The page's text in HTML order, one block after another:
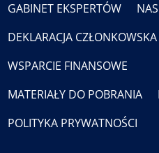
GABINET EKSPERTÓW
DEKLARACJA CZŁONKOWSKA
WSPARCIE FINANSOWE
MATERIAŁY DO POBRANIA
POLITYKA PRYWATNOŚCI